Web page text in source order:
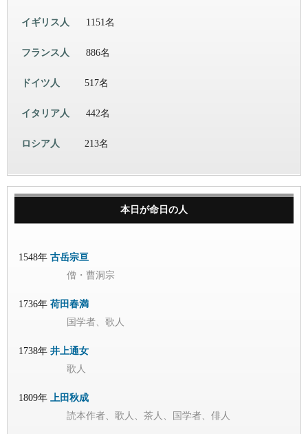
イギリス人 1151名
フランス人 886名
ドイツ人 517名
イタリア人 442名
ロシア人 213名
本日が命日の人
1548年 古岳宗亘
僧・曹洞宗
1736年 荷田春満
国学者、歌人
1738年 井上通女
歌人
1809年 上田秋成
読本作者、歌人、茶人、国学者、俳人